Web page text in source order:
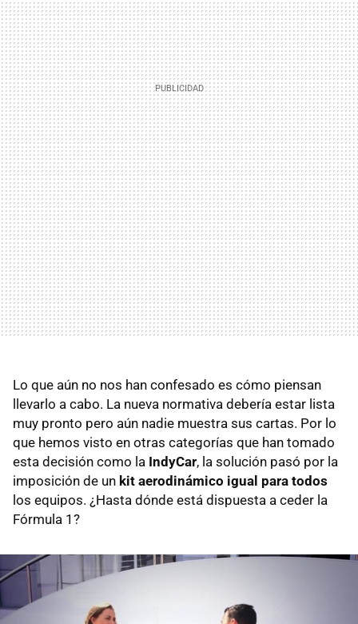
Lo que aún no nos han confesado es cómo piensan
llevarlo a cabo. La nueva normativa debería estar lista
muy pronto pero aún nadie muestra sus cartas. Por lo
que hemos visto en otras categorías que han tomado
esta decisión como la IndyCar, la solución pasó por la
imposición de un kit aerodinámico igual para todos
los equipos. ¿Hasta dónde está dispuesta a ceder la
Fórmula 1?